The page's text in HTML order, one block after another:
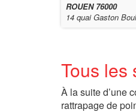
ROUEN 76000
14 quai Gaston
Tous les
À la suite d’une
rattrapage de